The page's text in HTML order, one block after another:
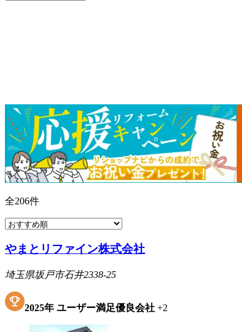
全206件
やまとリファイン株式会社
埼玉県坂戸市石井2338-25
2025年 ユーザー満足優良会社 +2